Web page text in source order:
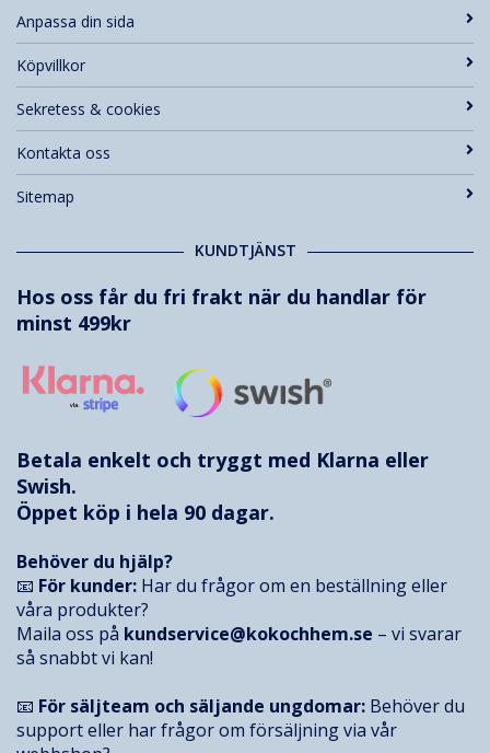
Anpassa din sida
Köpvillkor
Sekretess & cookies
Kontakta oss
Sitemap
KUNDTJÄNST
Hos oss får du fri frakt när du handlar för
minst 499kr
Betala enkelt och tryggt med Klarna eller
Swish.
Öppet köp i hela 90 dagar.
Behöver du hjälp?
📧 För kunder: Har du frågor om en beställning eller
våra produkter?
Maila oss på kundservice@kokochhem.se – vi svarar
så snabbt vi kan!
📧 För säljteam och säljande ungdomar: Behöver du
support eller har frågor om försäljning via vår